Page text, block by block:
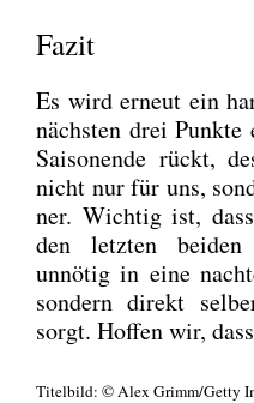
Fazit
Es wird erneut ein
nächs­ten drei Punk­te
Sai­son­ende rückt,
nicht nur für uns,
ner. Wich­tig ist,
den letz­ten bei­den
unnö­tig in eine
son­dern direkt
sorgt. Hof­fen wir,
Titel­bild: © Alex Grimm/Getty